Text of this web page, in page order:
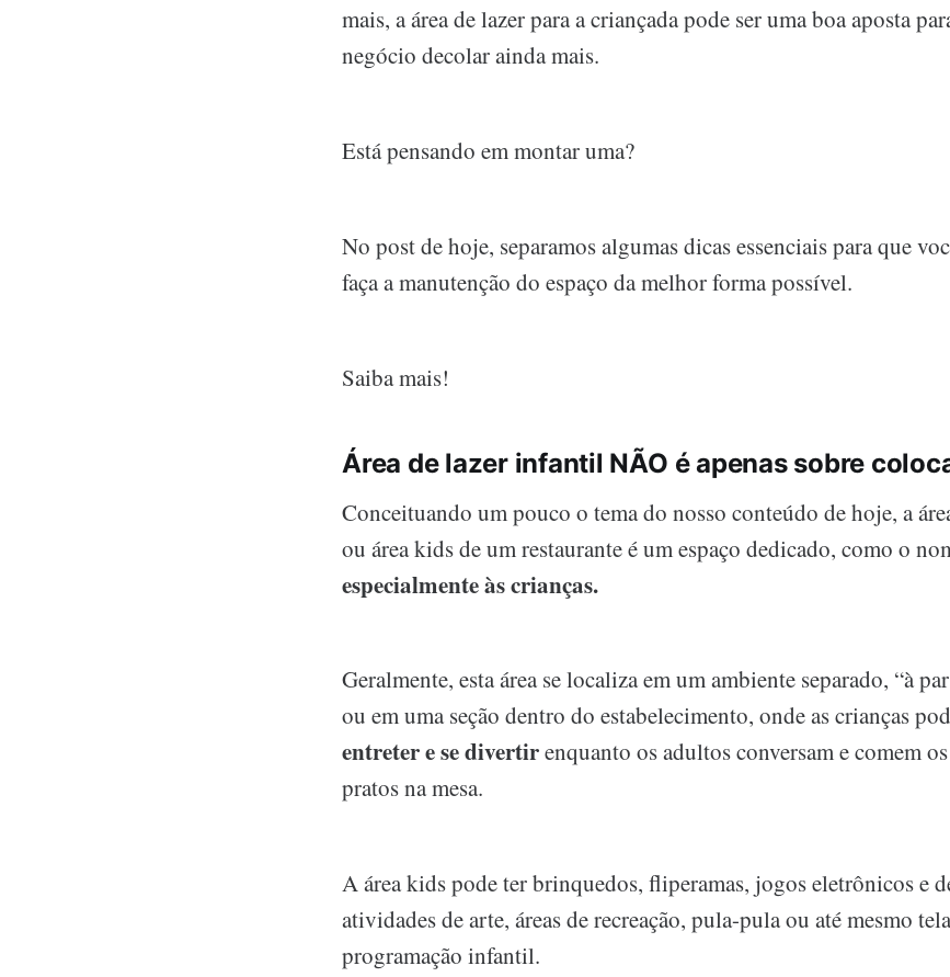
mais, a área de lazer para a criançada pode ser uma boa aposta
negócio decolar ainda mais.
Está pensando em montar uma?
No post de hoje, separamos algumas dicas essenciais para que
faça a manutenção do espaço da melhor forma possível.
Saiba mais!
Área de lazer infantil NÃO é apenas sobre
Conceituando um pouco o tema do nosso conteúdo de hoje, a
ou área kids de um restaurante é um espaço dedicado, como o
especialmente às crianças.
Geralmente, esta área se localiza em um ambiente separado, “à
ou em uma seção dentro do estabelecimento, onde as crianças
entreter e se divertirenquanto os adultos conversam e comem
pratos na mesa.
A área kids pode ter brinquedos, fliperamas, jogos eletrônicos e
atividades de arte, áreas de recreação, pula-pula ou até mesmo
programação infantil.